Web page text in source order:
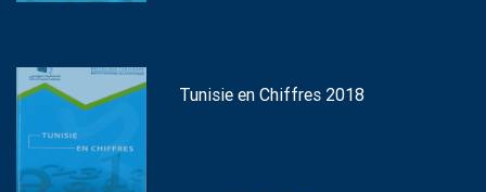
Tunisie en Chiffres 2018